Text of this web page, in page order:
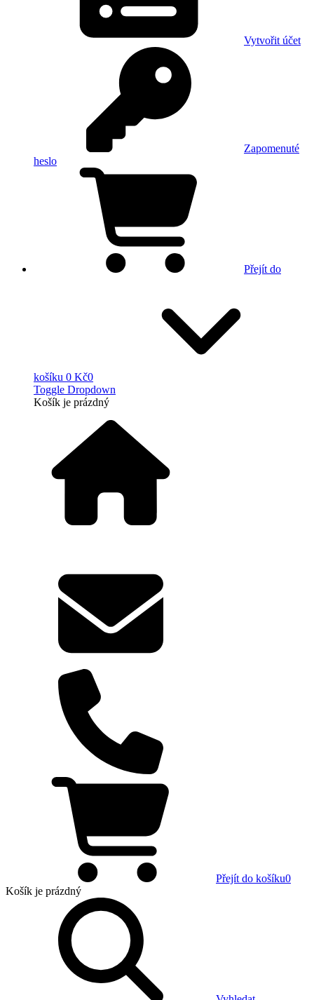
Vytvořit účet
Zapomenuté
heslo
Přejít do
košíku 0 Kč0
Toggle Dropdown
Košík je prázdný
Přejít do košíku0
Košík je prázdný